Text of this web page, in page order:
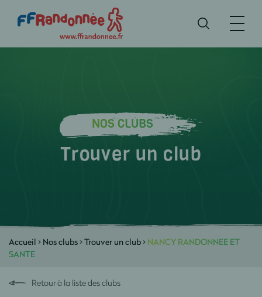
NOS CLUBS
Trouver un club
Accueil > Nos clubs>Trouver un club> NANCY RANDONNEE ET
SANTE
Retour à la liste des clubs